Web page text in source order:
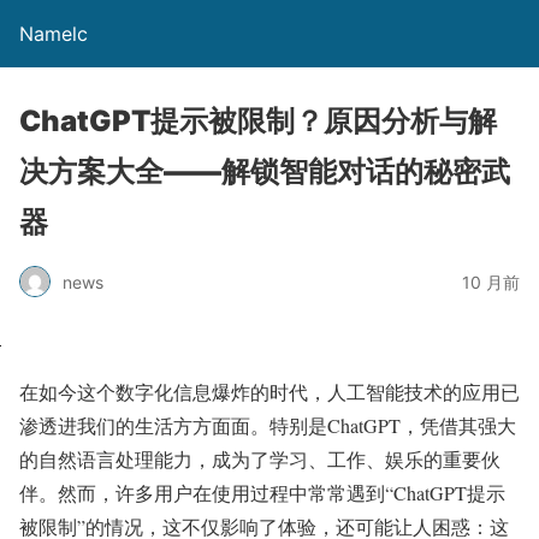
Namelc
ChatGPT提示被限制？原因分析与解
决方案大全——解锁智能对话的秘密武
器
news 10 月前
在如今这个数字化信息爆炸的时代，人工智能技术的应用已
渗透进我们的生活方方面面。特别是ChatGPT，凭借其强大
的自然语言处理能力，成为了学习、工作、娱乐的重要伙
伴。然而，许多用户在使用过程中常常遇到“ChatGPT提示
被限制”的情况，这不仅影响了体验，还可能让人困惑：这